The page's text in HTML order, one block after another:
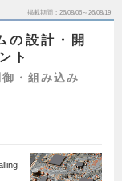
掲載期間 26/08/06～26/08/19
の設計・開
ト
・組み込み